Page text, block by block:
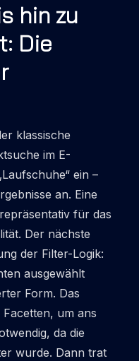
hin zu
Die
klassische
im E-
ein –
an. Eine
für das
Der nächste
der Filter-Logik:
ausgewählt
Form. Das
um ans
da die
wurde. Dann trat